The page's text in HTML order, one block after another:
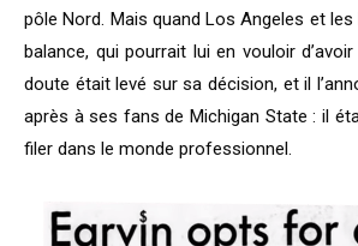
pôle Nord. Mais quand Los Angeles et
balance, qui pourrait lui en vouloir
doute était levé sur sa décision, et il
après à ses fans de Michigan State : il
filer dans le monde professionnel.